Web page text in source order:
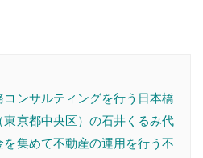
ンサルティングを行う日本橋
東京都中央区）の石井くるみ代
集めて不動産の運用を行う不